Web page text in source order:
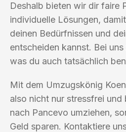
Deshalb bieten wir dir faire
individuelle Lösungen,
deinen Bedürfnissen und
entscheiden kannst. Bei
was du auch tatsächlich
Mit dem Umzugskönig
also nicht nur stressfrei und
nach Pancevo umziehen,
Geld sparen. Kontaktiere